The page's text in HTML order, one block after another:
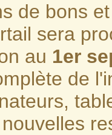
de bons
sera
au 1er
de